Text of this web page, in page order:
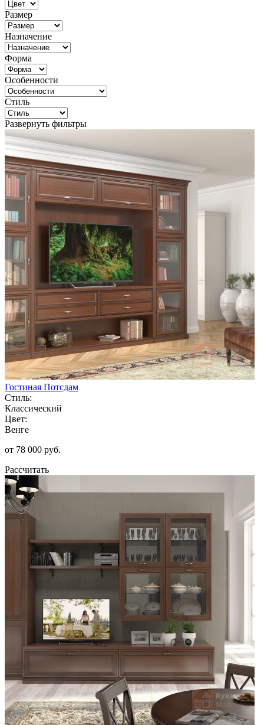
Размер
Назначение
Форма
Особенности
Стиль
Развернуть фильтры
Гостиная Потсдам
Стиль:
Классический
Цвет:
Венге
от 78 000 руб.
Рассчитать